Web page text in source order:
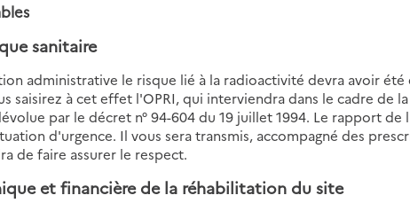
sanitaire
administrative le risque lié à la radioactivité devra avoir été
saisirez à cet effet l'OPRI, qui interviendra dans le cadre de
par le décret n° 94-604 du 19 juillet 1994. Le rapport de
d'urgence. Il vous sera transmis, accompagné des
de faire assurer le respect.
et financière de la réhabilitation du site